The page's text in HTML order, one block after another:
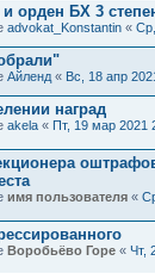
орден БХ 3
advokat_Konstantin «
Айленд « Вс, 18 апр
наград
akela « Пт, 19 мар 2021
имя пользователя «
Воробьёво Горе « Чт,